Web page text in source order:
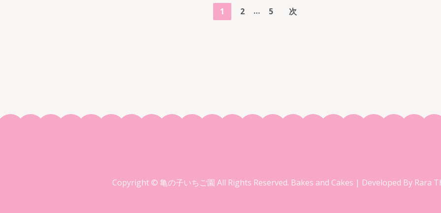
送
固
1
固
2 …
固
5 次
Copyright © 亀の子いちご園 All Rights Reserved. Bakes and Cakes | Developed By Rara